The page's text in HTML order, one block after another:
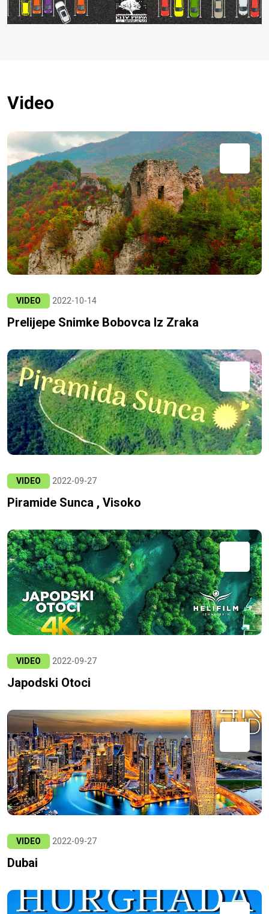
Video
VIDEO 2022-10-14
Prelijepe Snimke Bobovca Iz Zraka
VIDEO 2022-09-27
Piramide Sunca , Visoko
VIDEO 2022-09-27
Japodski Otoci
VIDEO 2022-09-27
Dubai